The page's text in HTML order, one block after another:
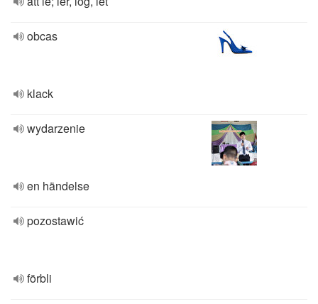
obcas
klack
wydarzenie
en händelse
pozostawić
förbli